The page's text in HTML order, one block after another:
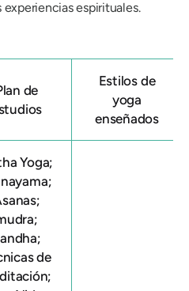
espirituales.
de
Estilos de
yoga
enseñados
Yoga;
de